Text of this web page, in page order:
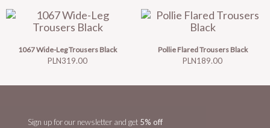
1067 Wide-Leg Trousers Black
Price
PLN319.00
Pollie Flared Trousers Black
Price
PLN189.00
Sign up for our newsletter and get 5% off